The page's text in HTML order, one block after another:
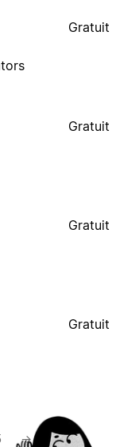
Gratuit
Gratuit
Gratuit
Gratuit
→